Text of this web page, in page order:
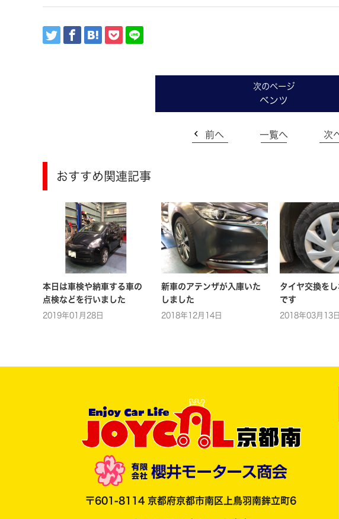
ベンツ
前へ 一覧へ 次
おすすめ関連記事
本日は車検や納車する車の
点検などを行いました
2019年01月28日
新車のアテンザが入庫いた
しました
2018年12月14日
タイヤ交換を
です
2018年03月13日
〒601-8114 京都府京都市南区上鳥羽南鉾立町6